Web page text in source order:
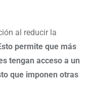
al reducir la
permite que más
tengan acceso a un
que imponen otras